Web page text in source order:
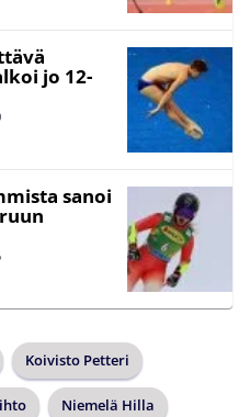
jo 12-
sanoi
Koivisto Petteri
Niemelä Hilla